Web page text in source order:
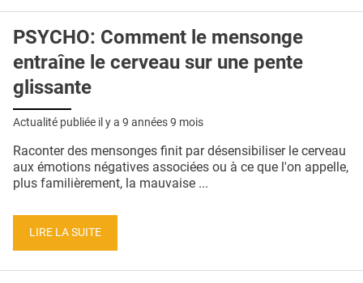
PSYCHO: Comment le mensonge
entraîne le cerveau sur une pente
glissante
Actualité publiée il y a 9 années 9 mois
Raconter des mensonges finit par désensibiliser le cerveau
aux émotions négatives associées ou à ce que l'on appelle,
plus familièrement, la mauvaise ...
LIRE LA SUITE